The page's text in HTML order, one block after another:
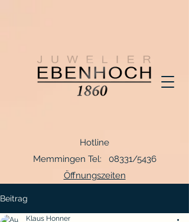
Hotline
Memmingen Tel: 08331/5436
Öffnungszeiten
Beitrag
Klaus Honner